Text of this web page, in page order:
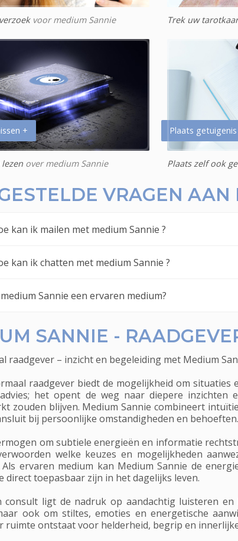
voor medium Sannie Trek uw
+
over medium Sannie
Plaats
Plaats zelf ook
VRAGEN
kan ik mailen met medium Sannie ?
kan ik chatten met medium Sannie ?
Sannie een ervaren medium?
SANNIE -
raadgever – inzicht en begeleiding met Medium
raadgever biedt de mogelijkheid om
het opent de weg naar diepere
zouden blijven. Medium Sannie combineert
bij persoonlijke omstandigheden en behoeften.
om subtiele energieën en informatie
welke keuzes en mogelijkheden
Als ervaren medium kan Medium Sannie de
direct toepasbaar zijn in het dagelijks leven.
consult ligt de nadruk op aandachtig luisteren
ook om stiltes, emoties en energetische
ruimte ontstaat voor helderheid, begrip en